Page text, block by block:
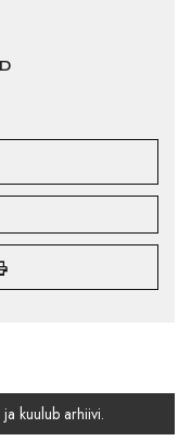
kuulub arhiivi.